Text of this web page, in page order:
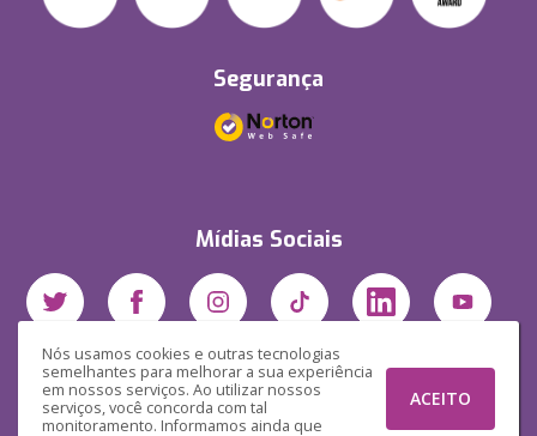
Nós usamos cookies e outras tecnologias
semelhantes para melhorar a sua experiência
em nossos serviços. Ao utilizar nossos
serviços, você concorda com tal
monitoramento. Informamos ainda que
ACEITO
Segurança
Mídias Sociais